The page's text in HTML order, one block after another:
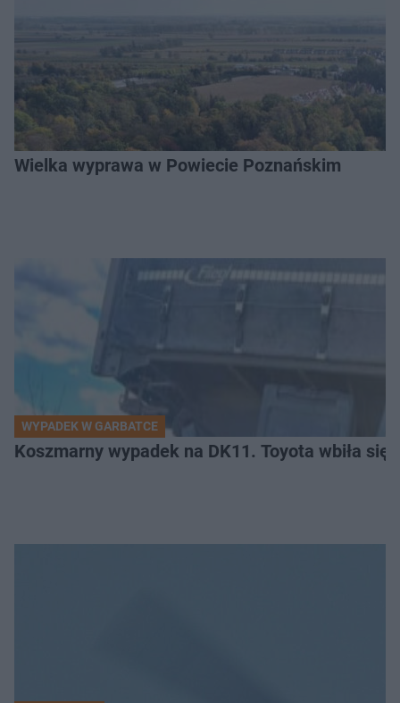
Wielka wyprawa w Powiecie Poznańskim
WYPADEK W GARBATCE
Koszmarny wypadek na DK11. Toyota wbiła się